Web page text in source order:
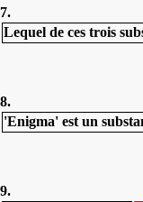
7.
Lequel de ces trois
8.
'Enigma' est un
9.